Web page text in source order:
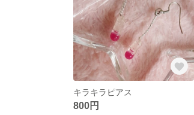
キラキラピアス
800円